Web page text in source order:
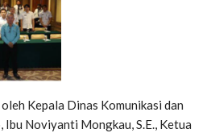
Kepala Dinas Komunikasi dan
Noviyanti Mongkau, S.E., Ketua